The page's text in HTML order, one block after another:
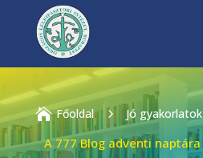
 Főoldal 5 Jó gyakorlatok
A 777 Blog adventi naptára